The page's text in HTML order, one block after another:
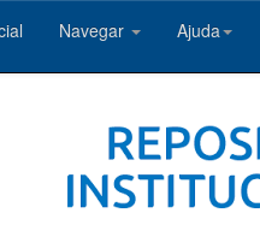
Navegar Ajuda